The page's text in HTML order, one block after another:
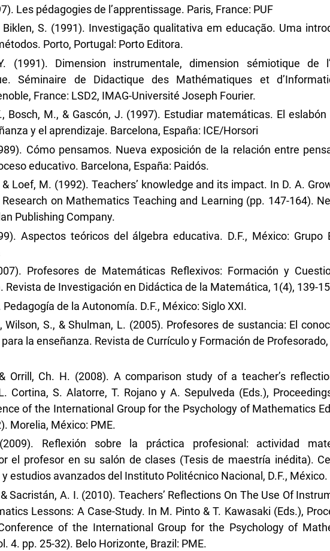
Les pédagogies de l’apprentissage. Paris, France: PUF
Biklen, S. (1991). Investigação qualitativa em educação. Uma
Porto, Portugal: Porto Editora.
(1991). Dimension instrumentale, dimension sémiotique de
Séminaire de Didactique des Mathématiques et
France: LSD2, IMAG-Université Joseph Fourier.
Bosch, M., & Gascón, J. (1997). Estudiar matemáticas. El eslabón
y el aprendizaje. Barcelona, España: ICE/Horsori
Cómo pensamos. Nueva exposición de la relación entre
educativo. Barcelona, España: Paidós.
& Loef, M. (1992). Teachers’ knowledge and its impact. In D. A.
on Mathematics Teaching and Learning (pp. 147-164).
Publishing Company.
Aspectos teóricos del álgebra educativa. D.F., México: Grupo
Profesores de Matemáticas Reflexivos: Formación y
Revista de Investigación en Didáctica de la Matemática, 1(4), 139-
de la Autonomía. D.F., México: Siglo XXI.
Wilson, S., & Shulman, L. (2005). Profesores de sustancia: El
la enseñanza. Revista de Currículo y Formación de Profesorado,
Orrill, Ch. H. (2008). A comparison study of a teacher’s
Cortina, S. Alatorre, T. Rojano y A. Sepulveda (Eds.),
of the International Group for the Psychology of Mathematics
Morelia, México: PME.
Reflexión sobre la práctica profesional: actividad
el profesor en su salón de clases (Tesis de maestría inédita).
estudios avanzados del Instituto Politécnico Nacional, D.F., México.
Sacristán, A. I. (2010). Teachers’ Reflections On The Use Of
Lessons: A Case-Study. In M. Pinto & T. Kawasaki (Eds.),
of the International Group for the Psychology of
4. pp. 25-32). Belo Horizonte, Brazil: PME.